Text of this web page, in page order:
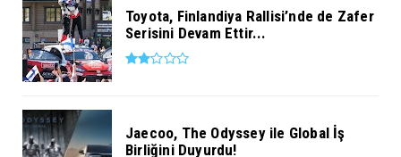
Toyota, Finlandiya Rallisi’nde de Zafer
Serisini Devam Ettir...
Jaecoo, The Odyssey ile Global İş
Birliğini Duyurdu!